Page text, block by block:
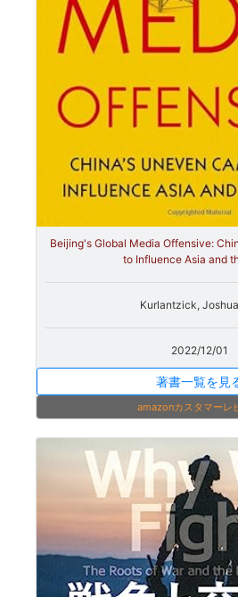
Beijing's Global Media Offensive:
to Influence Asia and
Kurlantzick,
2022/12/01
著書一覧を見
amazonカスタマーレ